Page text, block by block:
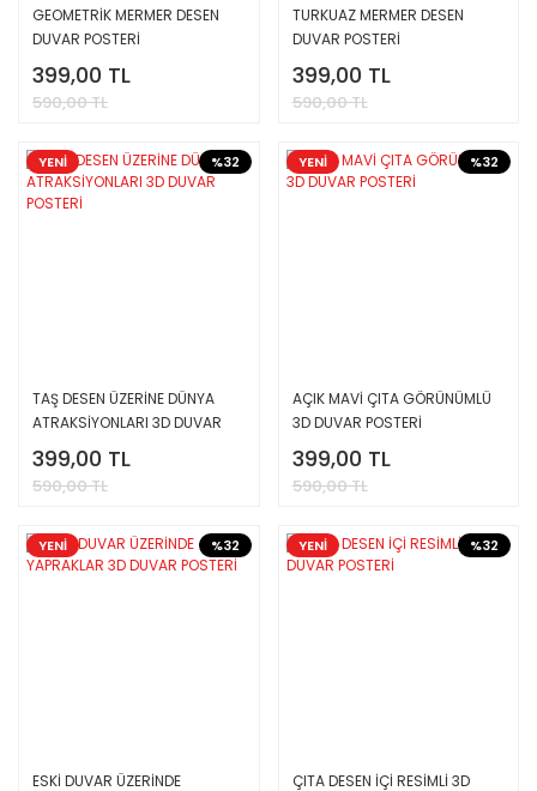
GEOMETRİK MERMER DESEN
DUVAR POSTERİ
399,00 TL
590,00 TL
TURKUAZ MERMER DESEN
DUVAR POSTERİ
399,00 TL
590,00 TL
%32
YENİ
TAŞ DESEN ÜZERİNE DÜNYA
ATRAKSİYONLARI 3D DUVAR
POSTERİ
399,00 TL
590,00 TL
%32
YENİ
AÇIK MAVİ ÇITA GÖRÜNÜMLÜ
3D DUVAR POSTERİ
399,00 TL
590,00 TL
%32
YENİ
ESKİ DUVAR ÜZERİNDE
%32
YENİ
ÇITA DESEN İÇİ RESİMLİ 3D